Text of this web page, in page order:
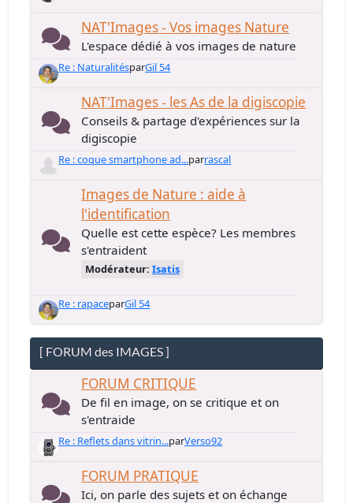
NAT'Images - Vos images Nature
L'espace dédié à vos images de nature
Re : NaturalitésparGil 54
NAT'Images - les As de la digiscopie
Conseils & partage d'expériences sur la
digiscopie
Re : coque smartphone ad...parrascal
Images de Nature : aide à
l'identification
Quelle est cette espèce? Les membres
s'entraident
Modérateur:Isatis
Re : rapaceparGil 54
[ FORUM des IMAGES ]
FORUM CRITIQUE
De fil en image, on se critique et on
s'entraide
Re : Reflets dans vitrin...parVerso92
FORUM PRATIQUE
Ici, on parle des sujets et on échange